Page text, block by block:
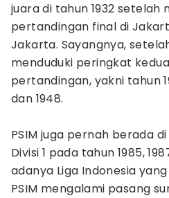
juara di tahun 1932 setelah
pertandingan final di
Jakarta. Sayangnya,
menduduki peringkat
pertandingan, yakni tahun
dan 1948.
PSIM juga pernah berada
Divisi 1 pada tahun 1985,
adanya Liga Indonesia
PSIM mengalami pasang